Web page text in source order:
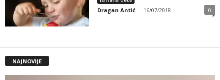
Dragan Antić - 16/07/2018 0
NAJNOVIJE